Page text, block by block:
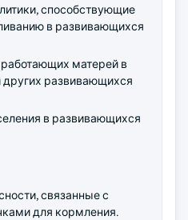
способствующие
в развивающихся
матерей в
других развивающихся
в развивающихся
связанные с
для кормления.